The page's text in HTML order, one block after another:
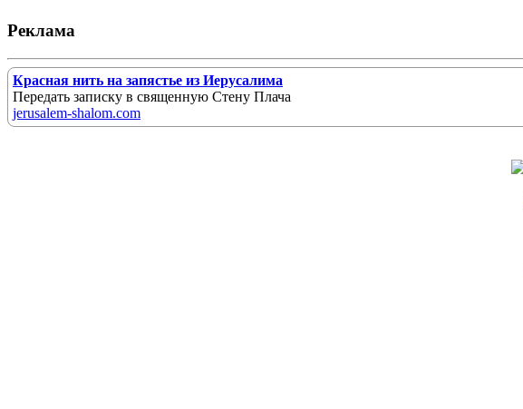
Реклама
Красная нить на запястье из Иерусалима
Передать записку в священную Стену Плача
jerusalem-shalom.com